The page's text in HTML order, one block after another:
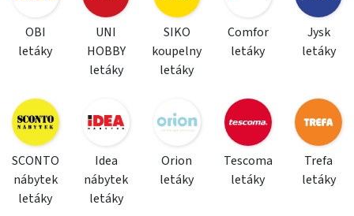
OBI
letáky
UNI
HOBBY
letáky
SIKO
koupelny
letáky
Comfor
letáky
Jysk
letáky
SCONTO
nábytek
letáky
Idea
nábytek
letáky
Orion
letáky
Tescoma
letáky
Trefa
letáky